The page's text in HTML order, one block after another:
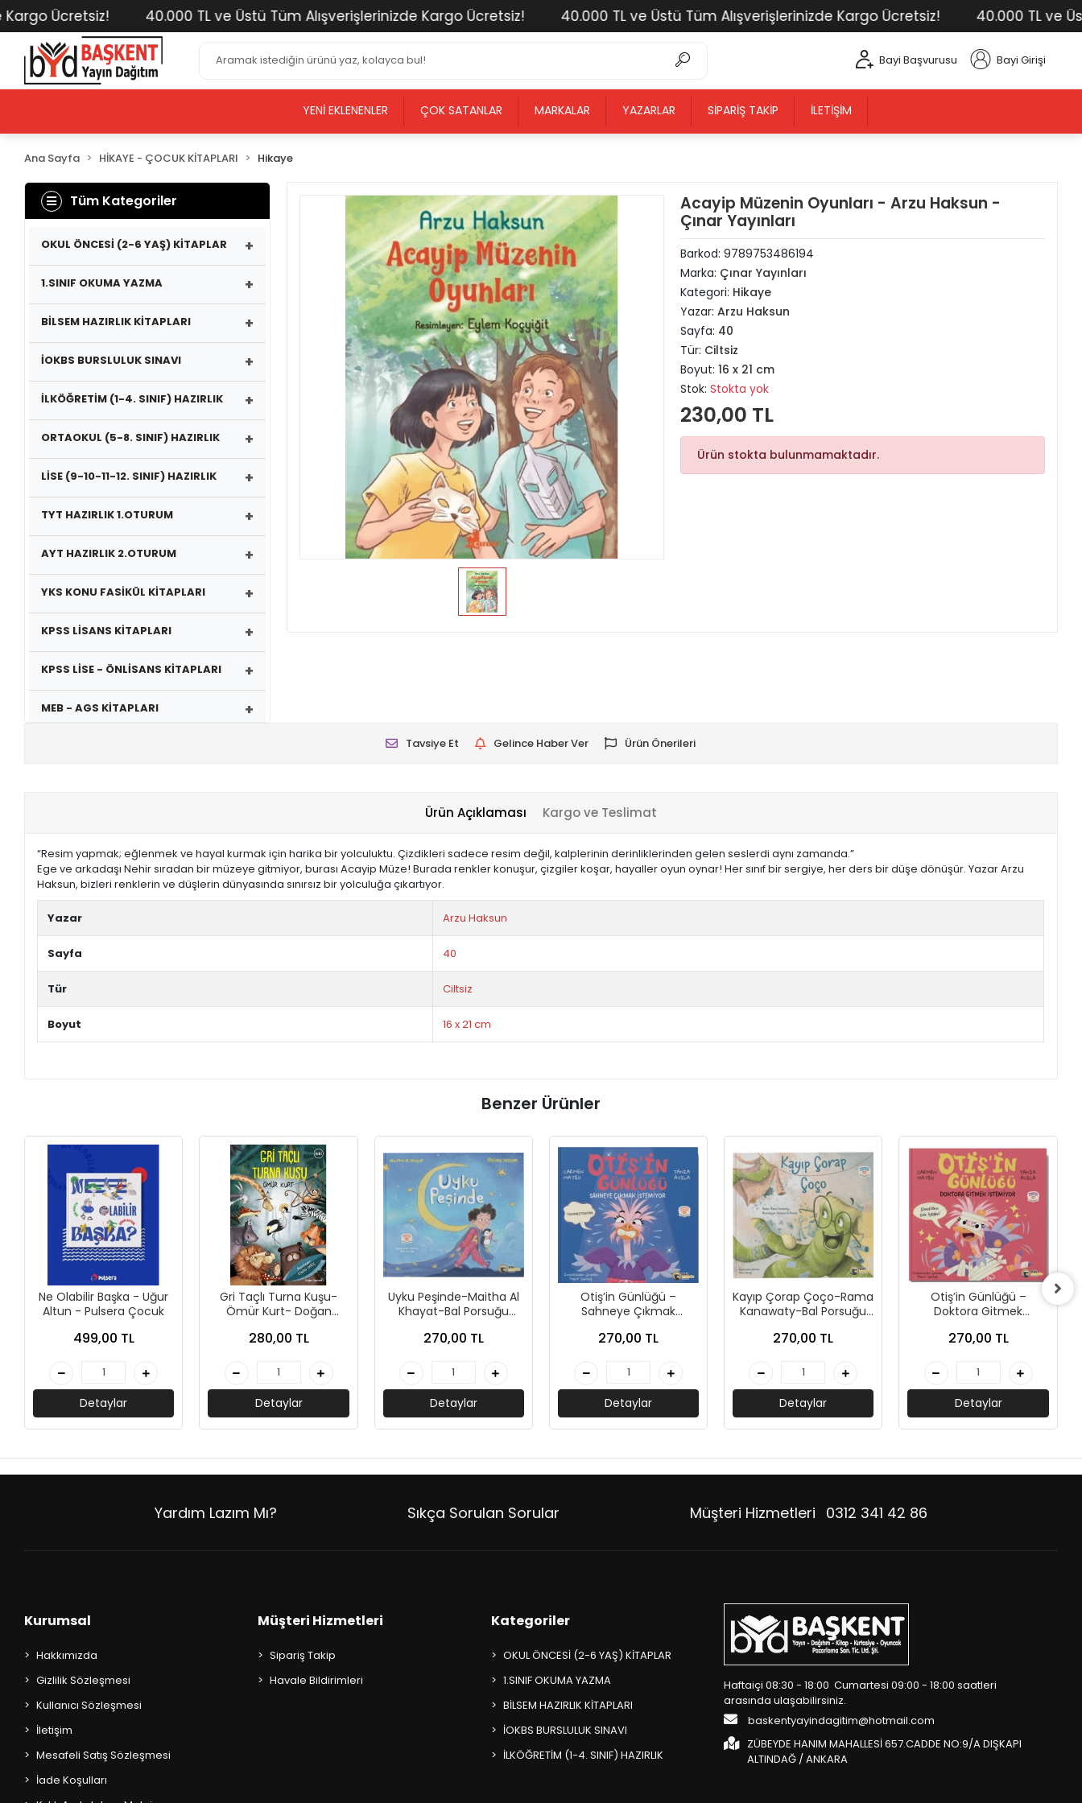
Ücretsiz! 40.000 TL ve Üstü Tüm Alışverişlerinizde Kargo Ücretsiz! 40.000 TL ve Üstü Tüm Alışverişlerinizde Kargo Ücretsiz! 40.000 TL ve Üstü
Bayi Başvurusu Bayi Girişi
YENI EKLENENLER ÇOK SATANLAR MARKALAR YAZARLAR SIPARIŞ TAKIP İLETIŞIM
Ana Sayfa HİKAYE - ÇOCUK KİTAPLARI Hikaye
Tüm Kategoriler
OKUL ÖNCESİ (2-6 YAŞ) KİTAPLAR +
1.SINIF OKUMA YAZMA +
BİLSEM HAZIRLIK KİTAPLARI +
İOKBS BURSLULUK SINAVI +
İLKÖĞRETİM (1-4. SINIF) HAZIRLIK +
ORTAOKUL (5-8. SINIF) HAZIRLIK +
LİSE (9-10-11-12. SINIF) HAZIRLIK +
TYT HAZIRLIK 1.OTURUM +
AYT HAZIRLIK 2.OTURUM +
YKS KONU FASİKÜL KİTAPLARI +
KPSS LİSANS KİTAPLARI +
KPSS LİSE - ÖNLİSANS KİTAPLARI +
MEB - AGS KİTAPLARI +
YDS - YÖKDİL HAZIRLIK KİTAPLARI +
ASKERİ LİSE - PMYO KİTAPLARI
YÖS KİTAPLARI
DHBT HAZIRLIK KİTAPLARI
GYS HAZIRLIK KİTAPLARI
SPK HAZIRLIK KİTAPLARI
+
KUTULU SETLER +
İNGİLİZCE HİKAYE KİTAPLARI
ALMANCA HİKAYE KİTAPLARI
MANGA - ÇİZGİ ROMAN
FUTBOL - SPORCU KİTAPLARI
HOBİ - BULMACA KİTAPLARI
BOYAMA - MANDALA KİTAPLARI
AKIL OYUNLARI + PUZZLE
Acayip Müzenin Oyunları - Arzu Haksun -
Çınar Yayınları
Barkod: 9789753486194
Marka: Çınar Yayınları
Kategori: Hikaye
Yazar: Arzu Haksun
Sayfa: 40
Tür: Ciltsiz
Boyut: 16 x 21 cm
Stok: Stokta yok
230,00 TL
Ürün stokta bulunmamaktadır.
Tavsiye Et Gelince Haber Ver Ürün Önerileri
Ürün Açıklaması Kargo ve Teslimat
“Resim yapmak; eğlenmek ve hayal kurmak için harika bir yolculuktu. Çizdikleri sadece resim değil, kalplerinin derinliklerinden gelen seslerdi aynı zamanda.”
Ege ve arkadaşı Nehir sıradan bir müzeye gitmiyor, burası Acayip Müze! Burada renkler konuşur, çizgiler koşar, hayaller oyun oynar! Her sınıf bir sergiye, her ders bir düşe dönüşür. Yazar Arzu
Haksun, bizleri renklerin ve düşlerin dünyasında sınırsız bir yolculuğa çıkartıyor.
Yazar Arzu Haksun
Sayfa 40
Tür Ciltsiz
Boyut 16 x 21 cm
Benzer Ürünler
Ne Olabilir Başka - Uğur
Altun - Pulsera Çocuk
499,00 TL
Detaylar
Gri Taçlı Turna Kuşu-
Ömür Kurt- Doğan
280,00 TL
Detaylar
Uyku Peşinde-Maitha Al
Khayat-Bal Porsuğu
270,00 TL
Detaylar
Otiş’in Günlüğü –
Sahneye Çıkmak
Mateo-Bal Porsuğu
270,00 TL
Detaylar
Kayıp Çorap Çoço-Rama
Kanawaty-Bal Porsuğu
270,00 TL
Detaylar
Otiş’in Günlüğü –
Doktora Gitmek
Mateo-Bal Porsuğu
270,00 TL
Detaylar
Yardım Lazım Mı? Sıkça Sorulan Sorular Müşteri Hizmetleri 0312 341 42 86
Kurumsal
Hakkımızda
Gizlilik Sözleşmesi
Kullanıcı Sözleşmesi
İletişim
Mesafeli Satış Sözleşmesi
İade Koşulları
Müşteri Hizmetleri
Sipariş Takip
Havale Bildirimleri
Kategoriler
OKUL ÖNCESİ (2-6 YAŞ) KİTAPLAR
1.SINIF OKUMA YAZMA
BİLSEM HAZIRLIK KİTAPLARI
İOKBS BURSLULUK SINAVI
İLKÖĞRETİM (1-4. SINIF) HAZIRLIK
Haftaiçi 08:30 - 18:00 Cumartesi 09:00 - 18:00 saatleri
arasında ulaşabilirsiniz.
baskentyayindagitim@hotmail.com
ZÜBEYDE HANIM MAHALLESİ 657.CADDE NO:9/A DIŞKAPI
ALTINDAĞ / ANKARA